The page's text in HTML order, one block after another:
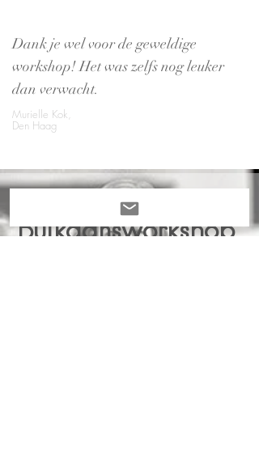
Dank je wel voor de geweldige
workshop! Het was zelfs nog leuker
dan verwacht.
Murielle Kok,
Den Haag
Buikdansworkshop